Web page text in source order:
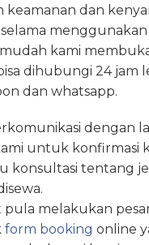
dan
menggunakan
kami
dihubungi 24 jam
dan whatsapp.
dengan
untuk konfirmasi
konsultasi tentang
pula melakukan
form booking online